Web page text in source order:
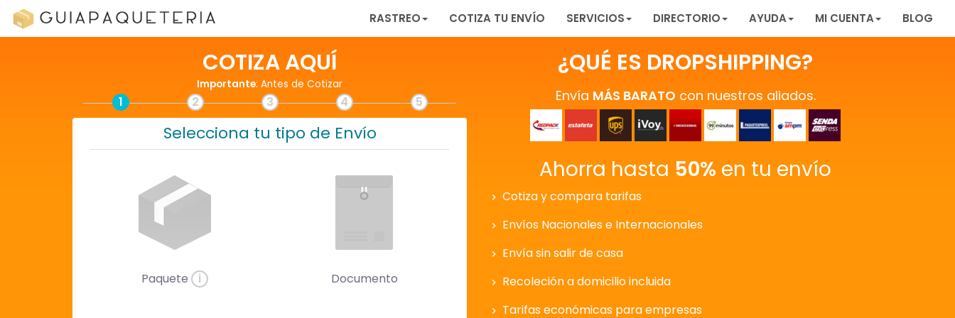
RASTREO COTIZA TU ENVÍO SERVICIOS DIRECTORIO AYUDA MI CUENTA BLOG
COTIZA AQUÍ
Importante: Antes de Cotizar
1 2 3 4 5
Selecciona tu tipo de Envío
Paquete i Documento
¿QUÉ ES DROPSHIPPING?
Envía MÁS BARATO con nuestros aliados.
Ahorra hasta 50% en tu envío
Cotiza y compara tarifas
Envíos Nacionales e Internacionales
Envía sin salir de casa
Recoleción a domicilio incluida
Tarifas económicas para empresas